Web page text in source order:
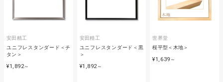
安田精工
ユニフレスタンダード＜チ
タン＞
¥1,892～
安田精工
ユニフレスタンダード＜黒
＞
¥1,892～
世界堂
桜平型＜木地＞
¥1,639 ～